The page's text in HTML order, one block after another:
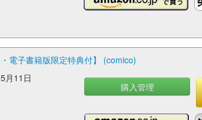
電子書籍版限定特典付】 (comico)
月11日
購入管理